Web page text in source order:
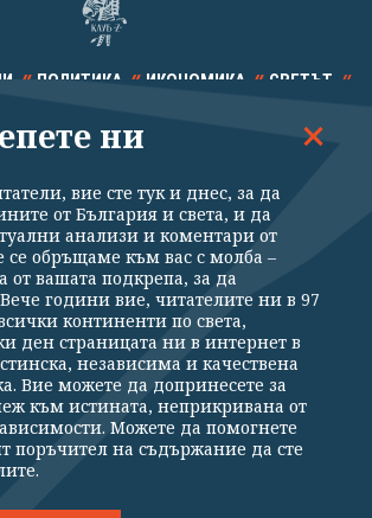
ПОЛИТИКА ИКОНОМИКА СВЕТЪТ
ТЕХНОЛОГИИ КАЛЕЙДОСКОП
Политика за поверителност
Партньори Контакти
За Клуб Z
Екип
Подкрепете ни
е „Клуб Зебра Медия“ ЕООД, София, ул. "Алеко
права запазени 2026 „Клуб Зебра Медия“
материали, снимки и видео от www.clubz.bg без
ни
вие сте тук и днес, за да
от България и света, и да
анализи и коментари от
се обръщаме към вас с молба –
вашата подкрепа, за да
години вие, читателите ни в 97
континенти по света,
ден страницата ни в интернет в
независима и качествена
Вие можете да допринесете за
към истината, неприкривана от
Можете да помогнете
поръчител на съдържание да сте